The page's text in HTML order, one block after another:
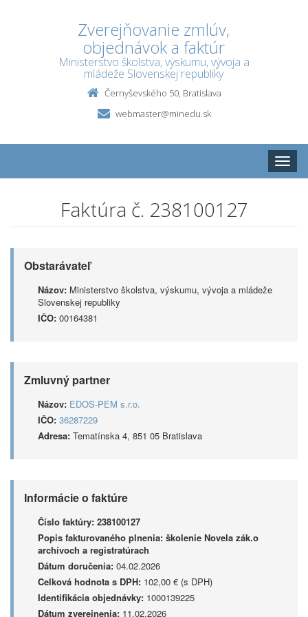
Zverejňovanie zmlúv,
objednávok a faktúr
Ministerstvo školstva, výskumu, vývoja a
mládeže Slovenskej republiky
Černyševského 50, Bratislava
webmaster@minedu.sk
Toggle
Faktúra č. 238100127
Obstarávateľ
Názov: Ministerstvo školstva, výskumu, vývoja a mládeže
Slovenskej republiky
IČO: 00164381
Zmluvný partner
Názov: EDOS-PEM s.r.o.
IČO: 36287229
Adresa: Tematínska 4, 851 05 Bratislava
Informácie o faktúre
Číslo faktúry: 238100127
Popis fakturovaného plnenia: školenie Novela zák.o
archívoch a registratúrach
Dátum doručenia: 04.02.2026
Celková hodnota s DPH: 102,00 € (s DPH)
Identifikácia objednávky: 1000139225
Dátum zverejnenia: 11.02.2026